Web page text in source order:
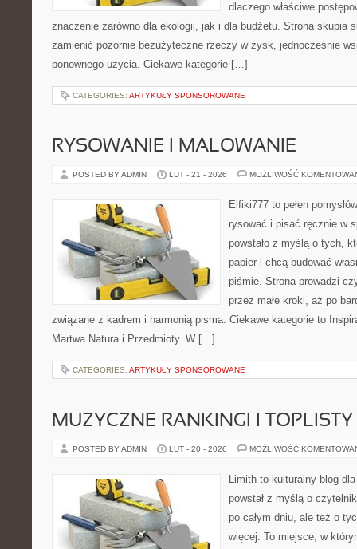
dlaczego właściwe
znaczenie zarówno dla ekologii, jak i dla budżetu. Strona skupia
zamienić pozornie bezużyteczne rzeczy w zysk, jednocześnie
ponownego użycia. Ciekawe kategorie […]
CATEGORIES: ARTYKUŁY SPONSOROWANE
RYSOWANIE I MALOWANIE
POSTED BY ADMIN LUT - 21 - 2026 MOŻLIWOŚĆ
Elfiki777 to pełen
rysować i pisać ręcznie w
powstało z myślą o tych,
papier i chcą budować
piśmie. Strona prowadzi
przez małe kroki, aż po
związane z kadrem i harmonią pisma. Ciekawe kategorie to
Martwa Natura i Przedmioty. W […]
CATEGORIES: ARTYKUŁY SPONSOROWANE
MUZYCZNE RANKINGI I TOPLISTY
POSTED BY ADMIN LUT - 20 - 2026 MOŻLIWOŚĆ
Limith to kulturalny blog
powstał z myślą o
po całym dniu, ale też o
więcej. To miejsce, w